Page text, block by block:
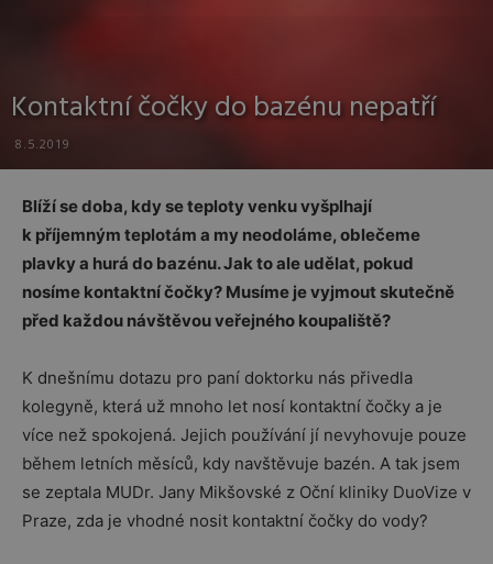
Kontaktní čočky do bazénu nepatří
8.5.2019
Blíží se doba, kdy se teploty venku vyšplhají
k příjemným teplotám a my neodoláme, oblečeme
plavky a hurá do bazénu. Jak to ale udělat, pokud
nosíme kontaktní čočky? Musíme je vyjmout skutečně
před každou návštěvou veřejného koupaliště?
K dnešnímu dotazu pro paní doktorku nás přivedla
kolegyně, která už mnoho let nosí kontaktní čočky a je
více než spokojená. Jejich používání jí nevyhovuje pouze
během letních měsíců, kdy navštěvuje bazén. A tak jsem
se zeptala MUDr. Jany Mikšovské z Oční kliniky DuoVize v
Praze, zda je vhodné nosit kontaktní čočky do vody?